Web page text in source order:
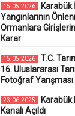
15.05.2026
Karabük
Yangınlarının
Ormanlara
Karar
15.05.2026
T.C.
16. Uluslararası
Fotoğraf Yarışması
23.06.2025
Karabük
Kanalı Açıldı